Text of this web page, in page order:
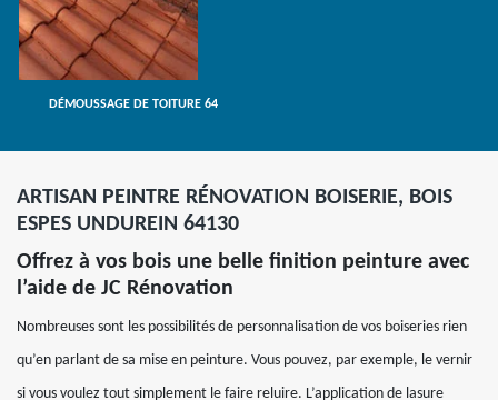
DÉMOUSSAGE DE TOITURE 64
ARTISAN PEINTRE RÉNOVATION BOISERIE, BOIS
ESPES UNDUREIN 64130
Offrez à vos bois une belle finition peinture avec
l’aide de JC Rénovation
Nombreuses sont les possibilités de personnalisation de vos boiseries rien
qu’en parlant de sa mise en peinture. Vous pouvez, par exemple, le vernir
si vous voulez tout simplement le faire reluire. L’application de lasure